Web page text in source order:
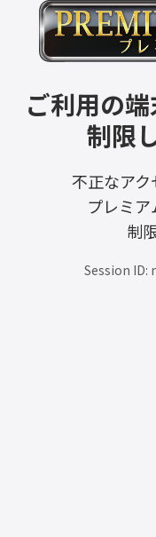
ご利用の
制限
不正なアク
プレミ
制
Session